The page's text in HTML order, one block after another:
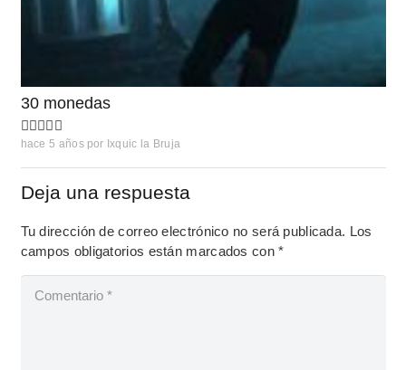
30 monedas
hace 5 años por Ixquic la Bruja
Deja una respuesta
Tu dirección de correo electrónico no será publicada. Los
campos obligatorios están marcados con*